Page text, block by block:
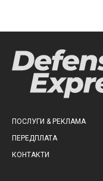
ПОСЛУГИ & РЕКЛАМА
ПЕРЕДПЛАТА
КОНТАКТИ